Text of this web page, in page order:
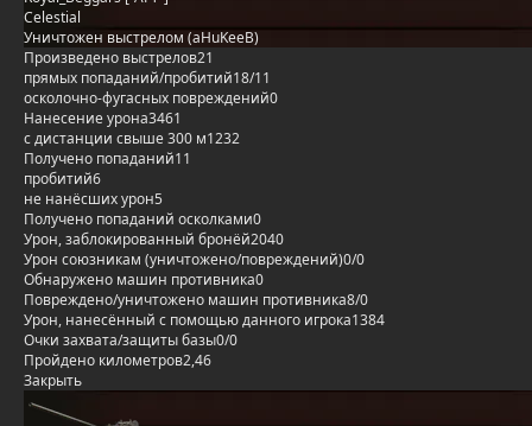
Celestial
Уничтожен выстрелом (aHuKeeB)
Произведено выстрелов21
прямых попаданий/пробитий18/11
осколочно-фугасных повреждений0
Нанесение урона3461
с дистанции свыше 300 м1232
Получено попаданий11
пробитий6
не нанёсших урон5
Получено попаданий осколками0
Урон, заблокированный бронёй2040
Урон союзникам (уничтожено/повреждений)0/0
Обнаружено машин противника0
Повреждено/уничтожено машин противника8/0
Урон, нанесённый с помощью данного игрока1384
Очки захвата/защиты базы0/0
Пройдено километров2,46
Закрыть